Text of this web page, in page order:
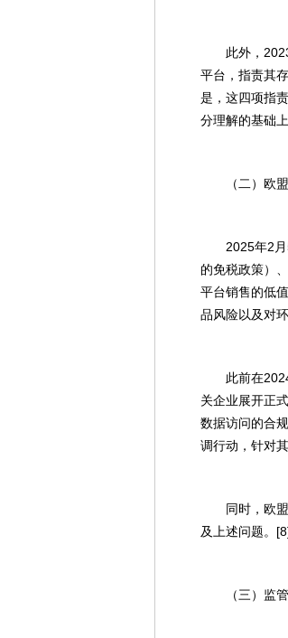
此外，
平台，指责其
是，这四项指
分理解的基础
（二）欧
2025年2
的免税政策）
平台销售的低
品风险以及对
此前在
关企业展开正
数据访问的合
调行动，针对
同时，欧
及上述问题。
（三）监